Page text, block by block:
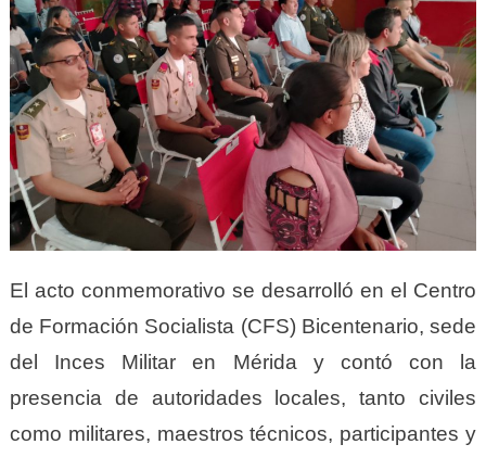
El acto conmemorativo se desarrolló en el Centro
de Formación Socialista (CFS) Bicentenario, sede
del Inces Militar en Mérida y contó con la
presencia de autoridades locales, tanto civiles
como militares, maestros técnicos, participantes y